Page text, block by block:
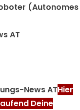
(Autonomes
AT
News ATHier
Deine